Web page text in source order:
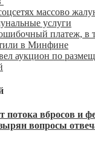
массово
услуги
платеж, в
в Минфине
аукцион по
потока вбросов и
вопросы